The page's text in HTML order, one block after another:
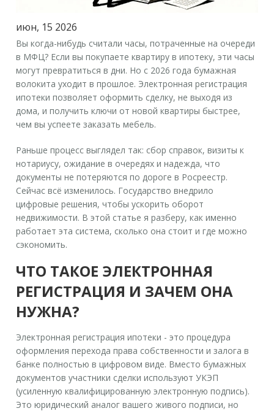
июн, 15 2026
Вы когда-нибудь считали часы, потраченные на очереди
в МФЦ? Если вы покупаете квартиру в ипотеку, эти часы
могут превратиться в дни. Но с 2026 года бумажная
волокита уходит в прошлое. Электронная регистрация
ипотеки позволяет оформить сделку, не выходя из
дома, и получить ключи от новой квартиры быстрее,
чем вы успеете заказать мебель.
Раньше процесс выглядел так: сбор справок, визиты к
нотариусу, ожидание в очередях и надежда, что
документы не потеряются по дороге в Росреестр.
Сейчас всё изменилось. Государство внедрило
цифровые решения, чтобы ускорить оборот
недвижимости. В этой статье я разберу, как именно
работает эта система, сколько она стоит и где можно
сэкономить.
ЧТО ТАКОЕ ЭЛЕКТРОННАЯ
РЕГИСТРАЦИЯ И ЗАЧЕМ ОНА
НУЖНА?
Электронная регистрация ипотеки - это процедура
оформления перехода права собственности и залога в
банке полностью в цифровом виде. Вместо бумажных
документов участники сделки используютУКЭП
(усиленную квалифицированную электронную подпись).
Это юридический аналог вашего живого подписи, но